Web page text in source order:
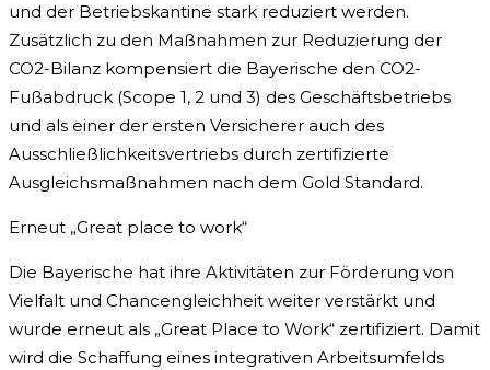
und der Betriebskantine stark reduziert werden.
Zusätzlich zu den Maßnahmen zur Reduzierung der
CO2-Bilanz kompensiert die Bayerische den CO2-
Fußabdruck (Scope 1, 2 und 3) des Geschäftsbetriebs
und als einer der ersten Versicherer auch des
Ausschließlichkeitsvertriebs durch zertifizierte
Ausgleichsmaßnahmen nach dem Gold Standard.
Erneut „Great place to work“
Die Bayerische hat ihre Aktivitäten zur Förderung von
Vielfalt und Chancengleichheit weiter verstärkt und
wurde erneut als „Great Place to Work“ zertifiziert. Damit
wird die Schaffung eines integrativen Arbeitsumfelds